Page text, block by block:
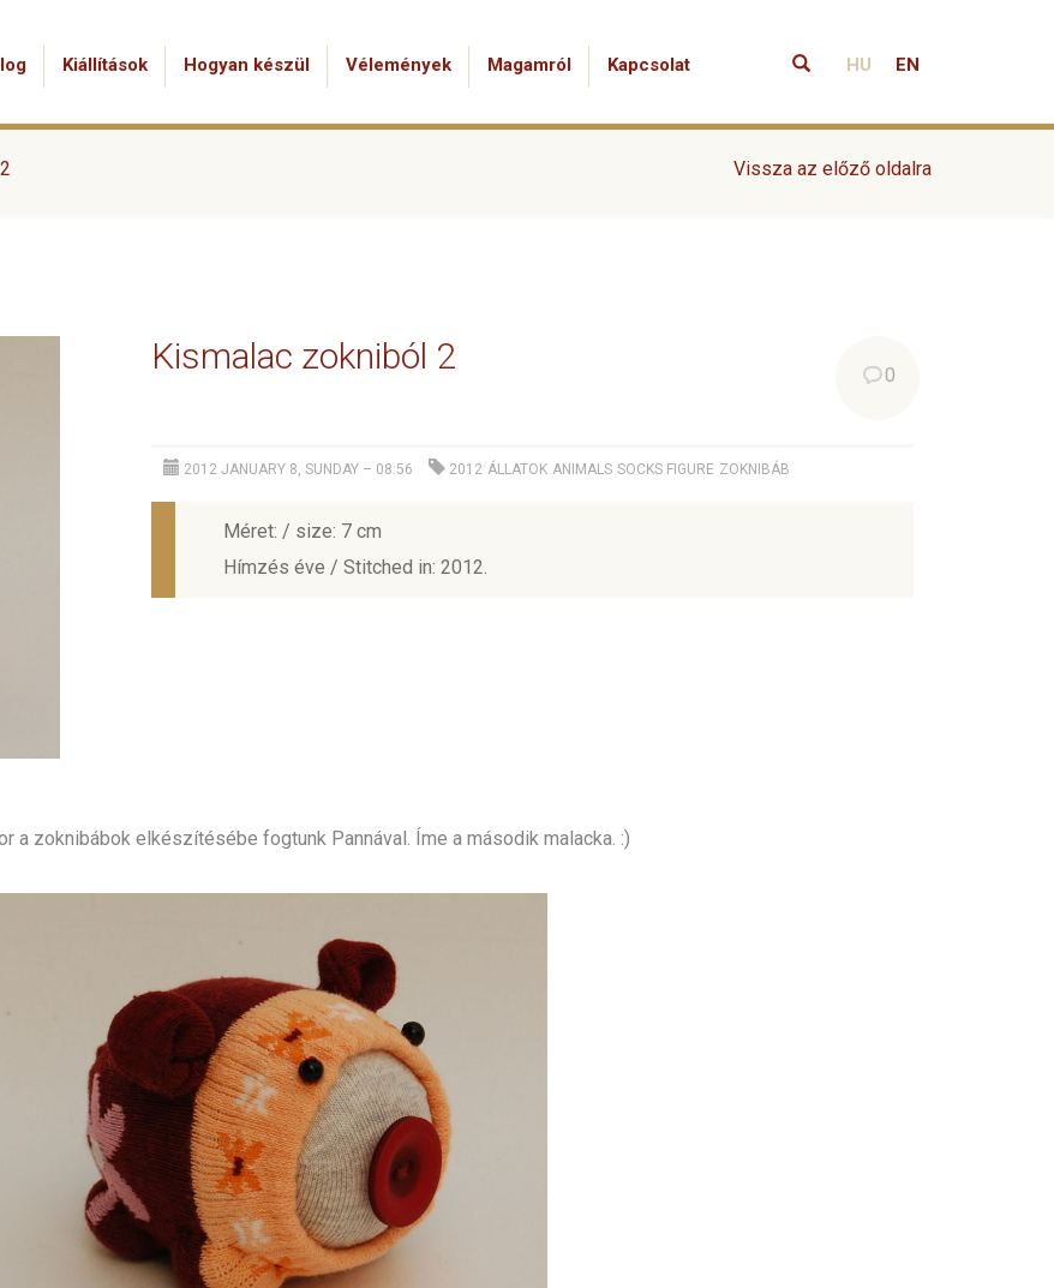
Kiállítások Hogyan készül Vélemények Magamról Kapcsolat HU EN
Vissza az előző oldalra
Kismalac zokniból 2 0
2012 JANUARY 8, SUNDAY – 08:56 2012 ÁLLATOK ANIMALS SOCKS FIGURE ZOKNIBÁB
Méret: / size: 7 cm
Hímzés éve / Stitched in: 2012.
zoknibábok elkészítésébe fogtunk Pannával. Íme a második malacka. :)